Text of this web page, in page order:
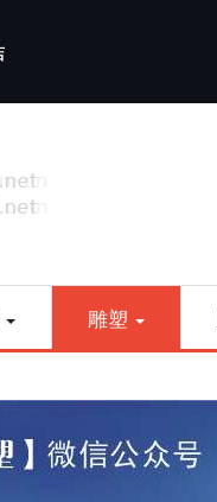
雕塑